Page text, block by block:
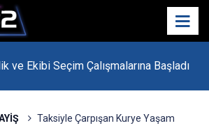
ve Ekibi Seçim Çalışmalarına Başladı
Havalar Nasıl Olacak?
Taksiyle Çarpışan Kurye Yaşam